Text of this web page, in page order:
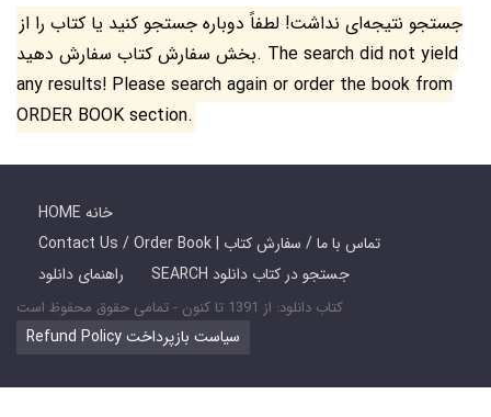
جستجو نتیجه‌ای نداشت! لطفاً دوباره جستجو کنید یا کتاب را از
بخش سفارش کتاب سفارش دهید. The search did not yield
any results! Please search again or order the book from
ORDER BOOK section.
HOME خانه
Contact Us / Order Book | تماس با ما / سفارش کتاب
راهنمای دانلود
SEARCH جستجو در کتاب دانلود
کتاب دانلود: از 1391 تا کنون - تمامی حقوق محفوظ است
Refund Policy سیاست بازپرداخت